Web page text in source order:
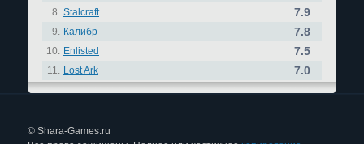
8. Stalcraft 7.9
9. Калибр 7.8
10. Enlisted 7.5
11. Lost Ark 7.0
© Shara-Games.ru